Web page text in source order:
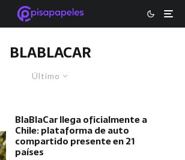
BLABLACAR
Último
BlaBlaCar llega oficialmente a
Chile: plataforma de auto
compartido presente en 21
países